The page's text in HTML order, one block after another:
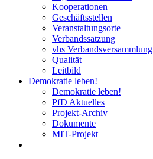
Kooperationen
Geschäftsstellen
Veranstaltungsorte
Verbandssatzung
vhs Verbandsversammlung
Qualität
Leitbild
Demokratie leben!
Demokratie leben!
PfD Aktuelles
Projekt-Archiv
Dokumente
MIT-Projekt